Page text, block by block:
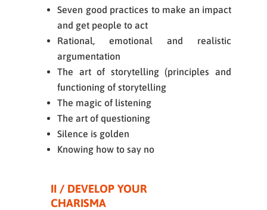
Seven good practices to make an impact
and get people to act
Rational, emotional and realistic
argumentation
The art of storytelling (principles and
functioning of storytelling
The magic of listening
The art of questioning
Silence is golden
Knowing how to say no
II / DEVELOP YOUR
CHARISMA